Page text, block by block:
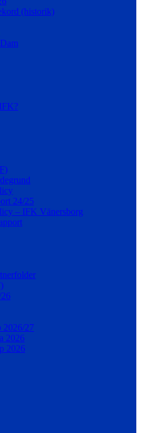
(historik)
24/25
– IFK Vänersborg
2026/27
2026
2026